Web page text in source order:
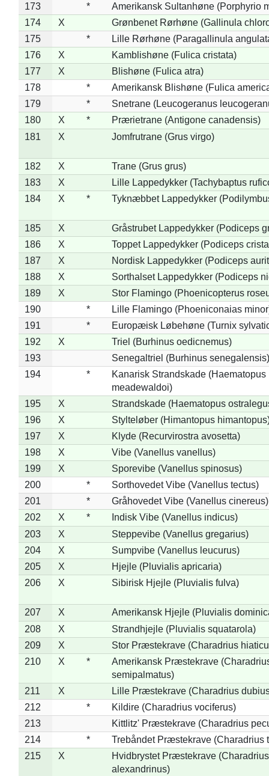
173
*
Amerikansk Sultanhøne (Porphyrio
174
X
Grønbenet Rørhøne (Gallinula
175
*
Lille Rørhøne (Paragallinula
176
X
Kamblishøne (Fulica cristata)
177
X
Blishøne (Fulica atra)
178
*
Amerikansk Blishøne (Fulica
179
*
Snetrane (Leucogeranus
180
X *
Prærietrane (Antigone canadensis)
181
X Jomfrutrane (Grus virgo)
182 X
Trane (Grus grus)
183
X
Lille Lappedykker (Tachybaptus
184
X * Tyknæbbet Lappedykker
185 X
Gråstrubet Lappedykker (Podiceps
186
X
Toppet Lappedykker (Podiceps
187
X
Nordisk Lappedykker (Podiceps
188
X
Sorthalset Lappedykker (Podiceps
189
X
Stor Flamingo (Phoenicopterus
190
*
Lille Flamingo (Phoeniconaias
191
*
Europæisk Løbehøne (Turnix
192
X
Triel (Burhinus oedicnemus)
193
Senegaltriel (Burhinus senegalensis)
194
*
Kanarisk Strandskade (Haematopus
meadewaldoi)
195
X
Strandskade (Haematopus
196
X
Stylteløber (Himantopus
197
X
Klyde (Recurvirostra avosetta)
198
X
Vibe (Vanellus vanellus)
199
X
Sporevibe (Vanellus spinosus)
200
*
Sorthovedet Vibe (Vanellus tectus)
201
*
Gråhovedet Vibe (Vanellus cinereus)
202
X *
Indisk Vibe (Vanellus indicus)
203
X
Steppevibe (Vanellus gregarius)
204
X
Sumpvibe (Vanellus leucurus)
205
X
Hjejle (Pluvialis apricaria)
206
X Sibirisk Hjejle (Pluvialis fulva)
207 X
Amerikansk Hjejle (Pluvialis
208
X
Strandhjejle (Pluvialis squatarola)
209
X
Stor Præstekrave (Charadrius
210
X *
Amerikansk Præstekrave
semipalmatus)
211
X
Lille Præstekrave (Charadrius
212
*
Kildire (Charadrius vociferus)
213
Kittlitz' Præstekrave (Charadrius
214
*
Trebåndet Præstekrave (Charadrius
215
X
Hvidbrystet Præstekrave (Charadrius
alexandrinus)